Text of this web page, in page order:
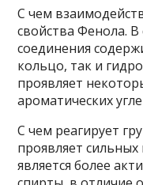
С чем
свойства Фенола. В
соединения
кольцо, так и
проявляет
ароматических
С чем реагирует
проявляет
является более